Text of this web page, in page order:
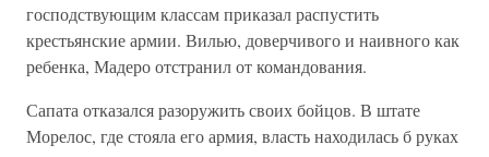
господствующим классам приказал распустить
крестьянские армии. Вилью, доверчивого и наивного как
ребенка, Мадеро отстранил от командования.
Сапата отказался разоружить своих бойцов. В штате
Морелос, где стояла его армия, власть находилась б руках